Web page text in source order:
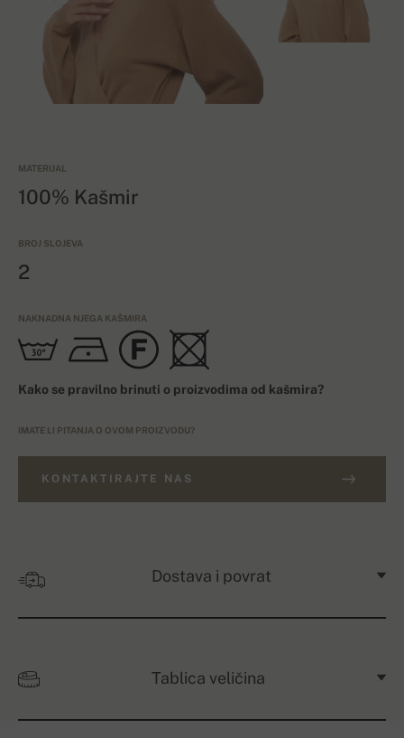
MATERIJAL
100% Kašmir
BROJ SLOJEVA
2
NAKNADNA NJEGA KAŠMIRA
Kako se pravilno brinuti o proizvodima od kašmira?
IMATE LI PITANJA O OVOM PROIZVODU?
KONTAKTIRAJTE NAS
Dostava i povrat
Tablica veličina